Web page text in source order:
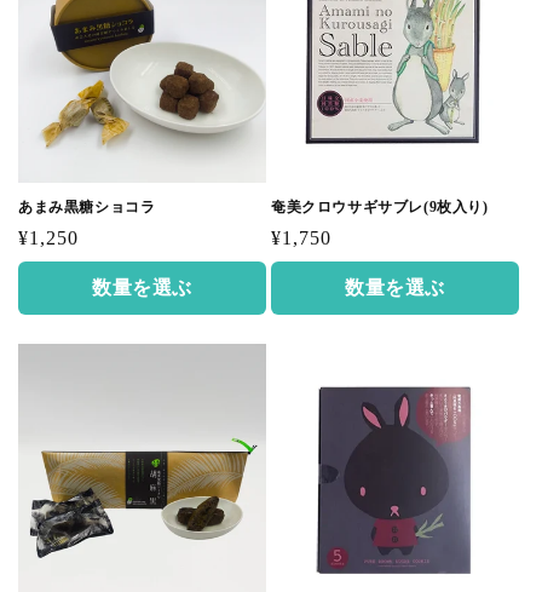
あまみ黒糖ショコラ
通
常
格
¥1,250
数量を選ぶ
奄美クロウサギサブレ(9枚入り)
通
常
格
¥1,750
数量を選ぶ